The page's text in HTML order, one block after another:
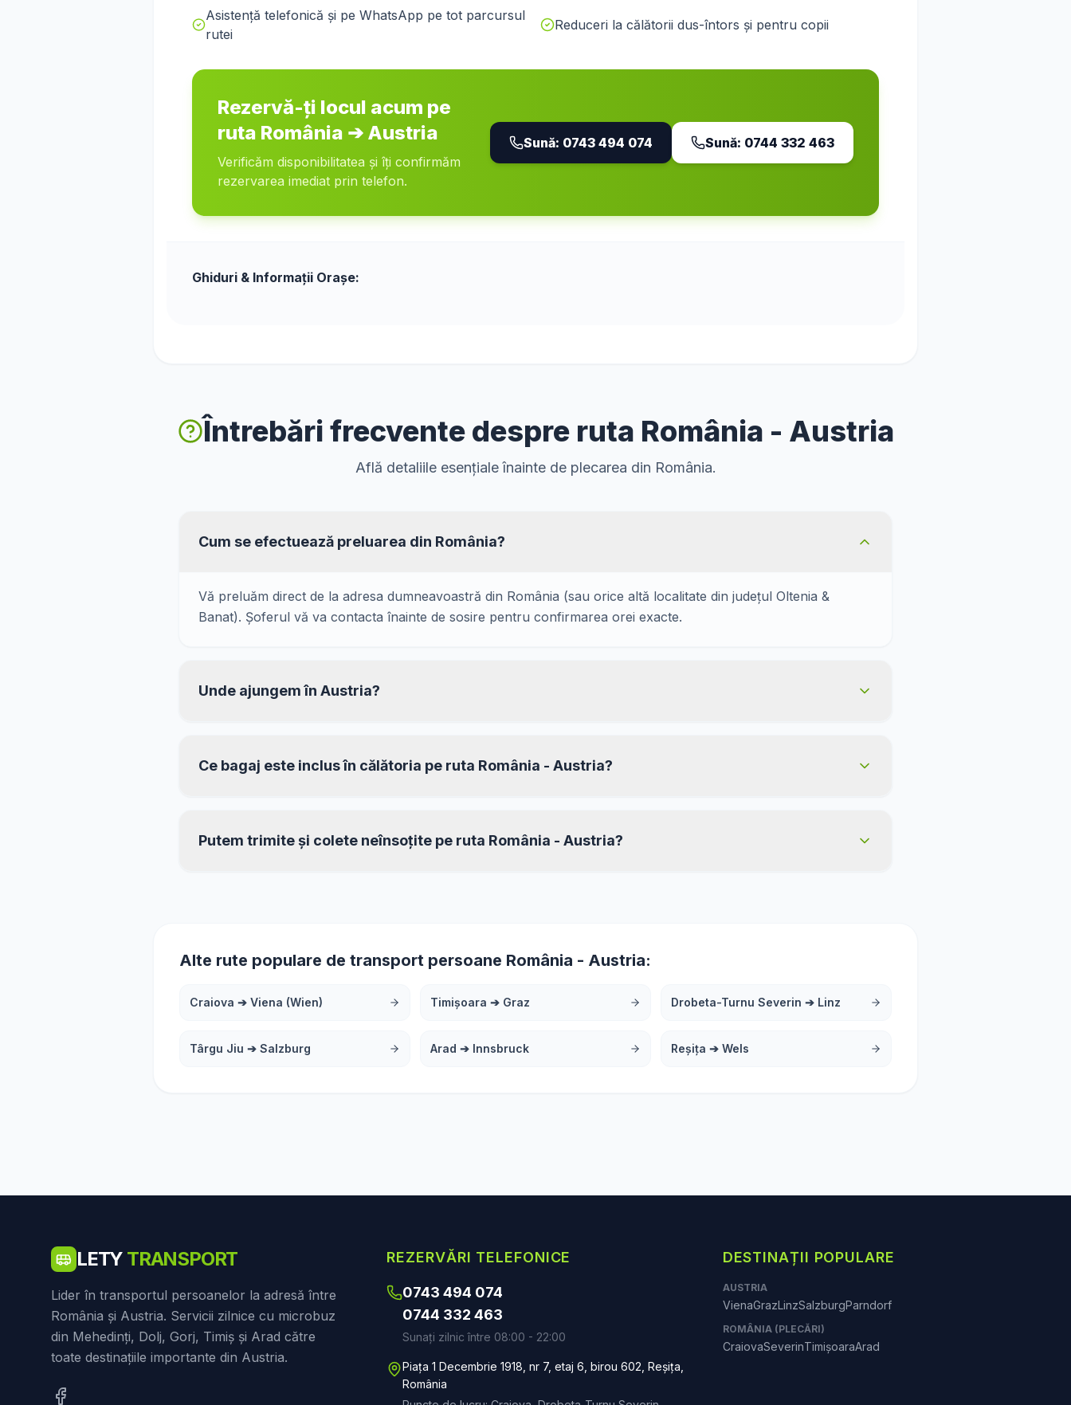
Asistență telefonică și pe WhatsApp pe tot parcursul
rutei
Reduceri la călătorii dus-întors și pentru copii
Rezervă-ți locul acum pe
ruta România ➔ Austria
Verificăm disponibilitatea și îți confirmăm
rezervarea imediat prin telefon.
Sună: 0743 494 074 Sună: 0744 332 463
Ghiduri & Informații Orașe:
Întrebări frecvente despre ruta România - Austria
Află detaliile esențiale înainte de plecarea din România.
Cum se efectuează preluarea din România?
Vă preluăm direct de la adresa dumneavoastră din România (sau orice altă localitate din județul Oltenia &
Banat). Șoferul vă va contacta înainte de sosire pentru confirmarea orei exacte.
Unde ajungem în Austria?
Ce bagaj este inclus în călătoria pe ruta România - Austria?
Putem trimite și colete neînsoțite pe ruta România - Austria?
Alte rute populare de transport persoane România - Austria:
Craiova ➔ Viena (Wien) Timișoara ➔ Graz Drobeta-Turnu Severin ➔ Linz
Târgu Jiu ➔ Salzburg Arad ➔ Innsbruck Reșița ➔ Wels
LETY TRANSPORT
Lider în transportul persoanelor la adresă între
România și Austria. Servicii zilnice cu microbuz
din Mehedinți, Dolj, Gorj, Timiș și Arad către
toate destinațiile importante din Austria.
REZERVĂRI TELEFONICE
0743 494 074
0744 332 463
Sunați zilnic între 08:00 - 22:00
Piața 1 Decembrie 1918, nr 7, etaj 6, birou 602, Reșița,
România
DESTINAȚII POPULARE
AUSTRIA
VienaGrazLinzSalzburgParndorf
ROMÂNIA (PLECĂRI)
CraiovaSeverinTimișoaraArad